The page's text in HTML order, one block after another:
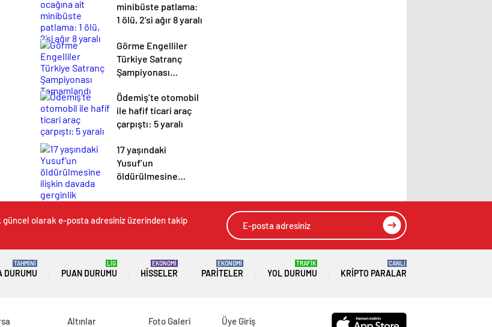
minibüste patlama:
1 ölü, 2’si ağır 8 yaralı
Görme Engelliler
Türkiye Satranç
Şampiyonası
Ödemiş’te otomobil
ile hafif ticari araç
çarpıştı: 5 yaralı
17 yaşındaki
Yusuf’un
öldürülmesine
gerginlik
güncel olarak e-posta adresiniz üzerinden takip
DURUMU
TAHMİNİ
PUAN DURUMU
LİG
HISSELER
EKONOMİ
PARITELER
EKONOMİ
YOL DURUMU
TRAFİK
KRIPTO PARALAR
CANLI
Altınlar Foto Galeri Üye Giriş